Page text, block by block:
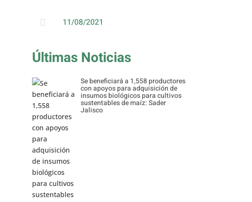
 11/08/2021
Últimas Noticias
Se beneficiará a 1,558 productores
con apoyos para adquisición de
insumos biológicos para cultivos
sustentables de maíz: Sader
Jalisco